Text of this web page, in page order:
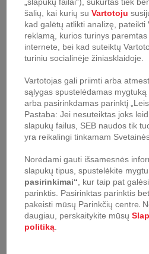
Požymiai
Vidinė danga / apdaila
Išorinė danga / apdaila
Medžiaga
šalių, kai kurių su Vartotoju
kad galėtų atlikti analizę, pateikti
reklamą, kurios turinys
internete, bei kad suteiktų
turiniu socialinėje žiniasklaidoje.
Vartotojas gali priimti arba
sąlygas spustelėdamas mygtuką
arba pasirinkdamas parinktį
Pastaba: Jei nesuteiktas joks
slapukų failus, SEB naudos tik
yra reikalingi tinkamam
Norėdami gauti išsamesnės
slapukų tipus, spustelėkite
pasirinkimai“ , kur taip pat
parinktis. Pasirinktas parinktis
pakeisti mūsų Parinkčių centre.
daugiau, perskaitykite mūsų
politiką